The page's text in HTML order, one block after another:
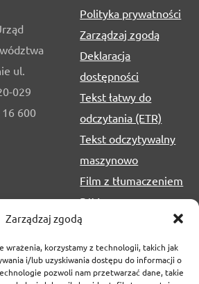
Zarządzaj zgodą
wrażenia, korzystamy z technologii, takich jak
i/lub uzyskiwania dostępu do informacji o
pozwoli nam przetwarzać dane, takie
ul.
029
600
Polityka prywatności
Zarządzaj zgodą
Deklaracja
dostępności
Tekst łatwy do
odczytania (ETR)
Tekst odczytywalny
maszynowo
Film z tłumaczeniem
PJM